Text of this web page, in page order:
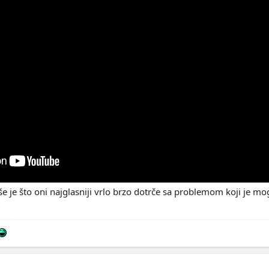
je što oni najglasniji vrlo brzo dotrče sa problemom koji je